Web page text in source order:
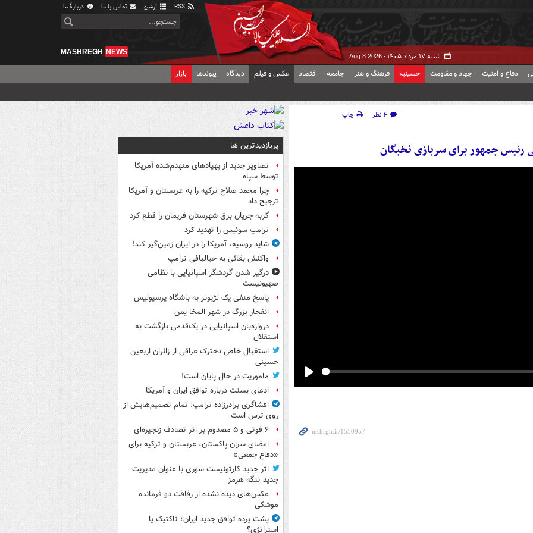
آرشیو تماس با ما دربارهٔ ما
شنبه ۱۷ مرداد ۱۴۰۵ - Aug 8 2026
MASHREGH NEWS
دفاع و امنیت جهاد و مقاومت حسینیه فرهنگ و هنر جامعه اقتصاد عکس و فیلم دیدگاه پیوندها بازار
۴ نظر
چاپ
جمهور برای سربازی نخبگان پربازدیدترین ها
تصاویر جدید از پهپادهای منهدم‌شده آمریکا
توسط سپاه
چرا محمد صلاح ترکیه را به عربستان و آمریکا
ترجیح داد
گربه جریان برق شهرستان فریمان را قطع کرد
ترامپ سوئیس را تهدید کرد
شاید روسیه، آمریکا را در ایران زمین‌گیر کند!
واکنش بقائی به خیالبافی ترامپ
درگیر شدن گردشگر اسپانیایی با نظامی
صهیونیست
پاسخ منفی یک لژیونر به باشگاه پرسپولیس
انفجار بزرگ در شهر المخا یمن
دروازه‌بان اسپانیایی در یک‌قدمی بازگشت به
استقلال
استقبال خاص دخترک عراقی از زائران اربعین
حسینی
ماموریت در حال پایان است!
ادعای بسنت درباره توافق ایران و آمریکا
افشاگری برادرزاده ترامپ: تمام تصمیم‌هایش از
روی ترس است
۶ فوتی و ۵ مصدوم بر اثر تصادف زنجیره‌ای
امضای سران پاکستان، عربستان و ترکیه برای
«دفاع جمعی»
اثر جدید کارتونیست سوری با عنوان مدیریت
جدید تنگه هرمز
عکس‌های دیده نشده از رفاقت دو فرمانده‌
موشکی
پشت پرده توافق جدید ایران؛ تاکتیک یا
استراتژی؟